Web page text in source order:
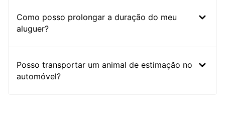
Como posso prolongar a duração do meu
aluguer?
Posso transportar um animal de estimação no
automóvel?